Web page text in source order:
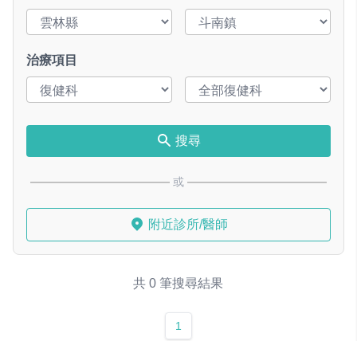
治療項目
搜尋
或
附近診所/醫師
共 0 筆搜尋結果
1